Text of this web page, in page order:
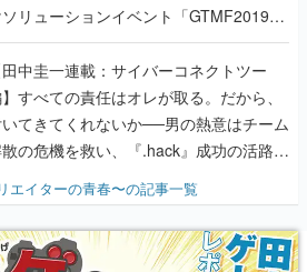
すべての責任はオレが取る。だから、
てきてくれないか──男の熱意はチーム
散の危機を救い、『.hack』成功の活路を
。業界の快男児・松山 洋に流れる血は
年ジャンプ』色だった【若ゲのいた
エイターの青春〜の記事一覧